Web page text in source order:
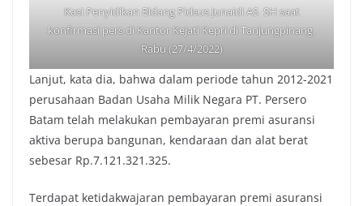
Kasi Penyidikan Bidang Pidsus Junaidi AS SH saat
konfirmasi pers di Kantor Kejati Kepri di Tanjungpinang,
Rabu (27/4/2022)
Lanjut, kata dia, bahwa dalam periode tahun 2012-2021
perusahaan Badan Usaha Milik Negara PT. Persero
Batam telah melakukan pembayaran premi asuransi
aktiva berupa bangunan, kendaraan dan alat berat
sebesar Rp.7.121.321.325.
Terdapat ketidakwajaran pembayaran premi asuransi